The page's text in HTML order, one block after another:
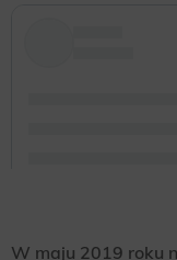
W maju 2019 roku